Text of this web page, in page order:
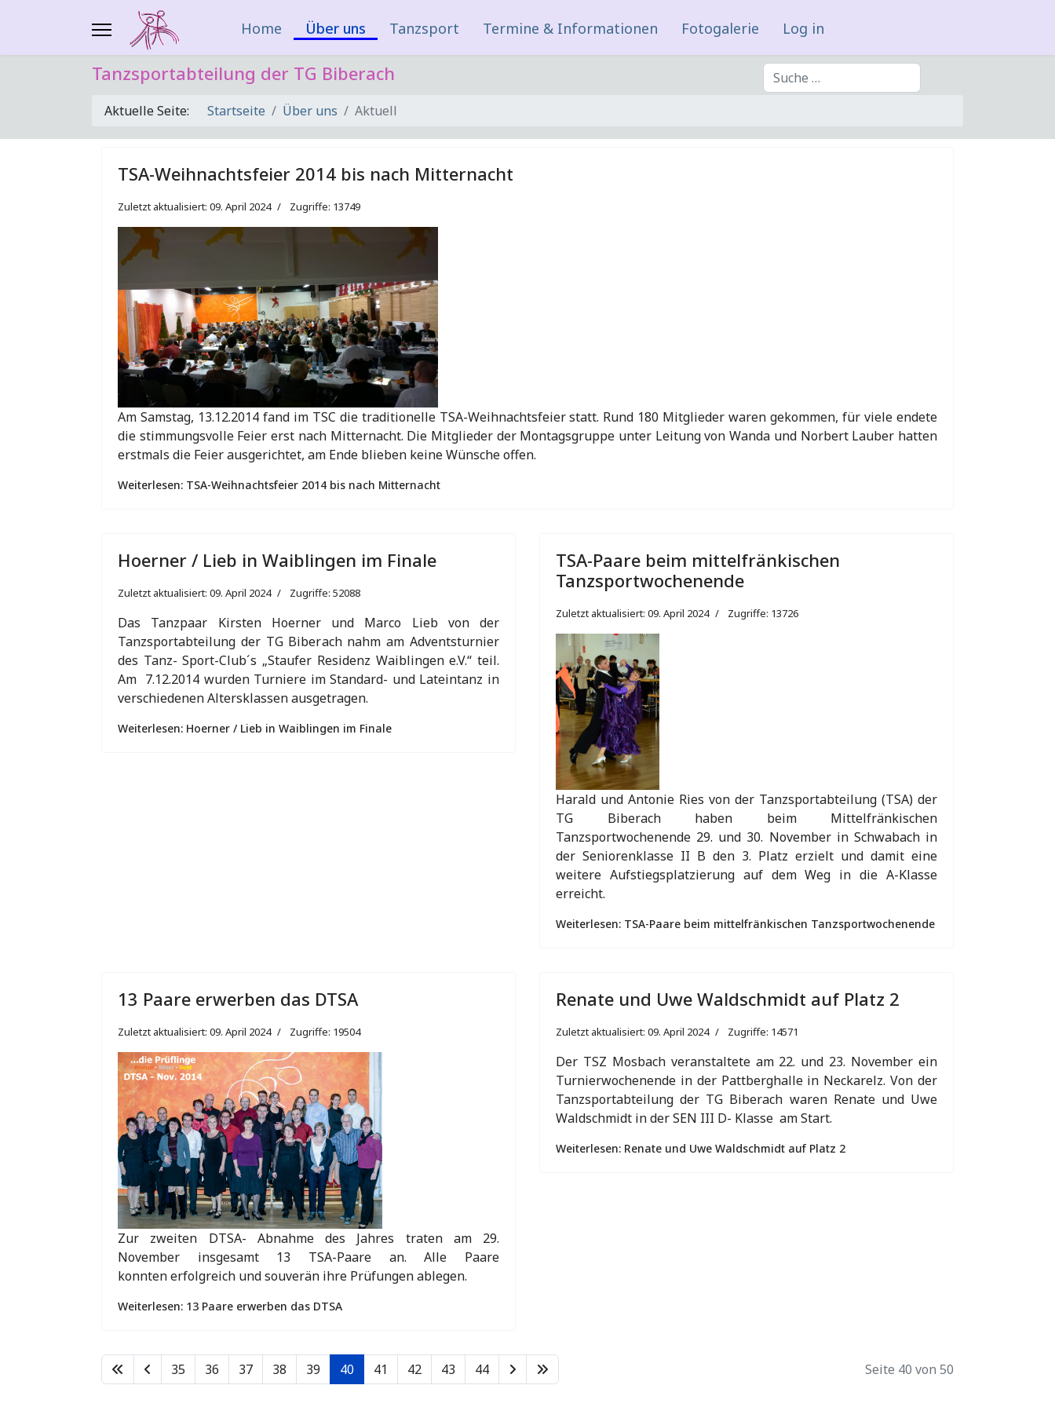
Home Über uns Tanzsport Termine & Informationen Fotogalerie Log in
Tanzsportabteilung der TG Biberach Suchen
Aktuelle Seite: Startseite Über uns Aktuell
TSA-Weihnachtsfeier 2014 bis nach Mitternacht
Zuletzt aktualisiert: 09. April 2024 Zugriffe: 13749
Am Samstag, 13.12.2014 fand im TSC die traditionelle TSA-Weihnachtsfeier statt. Rund 180 Mitglieder waren gekommen, für viele endete
die stimmungsvolle Feier erst nach Mitternacht. Die Mitglieder der Montagsgruppe unter Leitung von Wanda und Norbert Lauber hatten
erstmals die Feier ausgerichtet, am Ende blieben keine Wünsche offen.
Weiterlesen: TSA-Weihnachtsfeier 2014 bis nach Mitternacht
Hoerner / Lieb in Waiblingen im Finale
Zuletzt aktualisiert: 09. April 2024 Zugriffe: 52088
Das Tanzpaar Kirsten Hoerner und Marco Lieb von der
Tanzsportabteilung der TG Biberach nahm am Adventsturnier
des Tanz- Sport-Club´s „Staufer Residenz Waiblingen e.V.“ teil.
Am 7.12.2014 wurden Turniere im Standard- und Lateintanz in
verschiedenen Altersklassen ausgetragen.
Weiterlesen: Hoerner / Lieb in Waiblingen im Finale
TSA-Paare beim mittelfränkischen
Tanzsportwochenende
Zuletzt aktualisiert: 09. April 2024 Zugriffe: 13726
Harald und Antonie Ries von der Tanzsportabteilung (TSA) der
TG Biberach haben beim Mittelfränkischen
Tanzsportwochenende 29. und 30. November in Schwabach in
der Seniorenklasse II B den 3. Platz erzielt und damit eine
weitere Aufstiegsplatzierung auf dem Weg in die A-Klasse
erreicht.
Weiterlesen: TSA-Paare beim mittelfränkischen Tanzsportwochenende
13 Paare erwerben das DTSA
Zuletzt aktualisiert: 09. April 2024 Zugriffe: 19504
Zur zweiten DTSA- Abnahme des Jahres traten am 29.
November insgesamt 13 TSA-Paare an. Alle Paare
konnten erfolgreich und souverän ihre Prüfungen ablegen.
Weiterlesen: 13 Paare erwerben das DTSA
Renate und Uwe Waldschmidt auf Platz 2
Zuletzt aktualisiert: 09. April 2024 Zugriffe: 14571
Der TSZ Mosbach veranstaltete am 22. und 23. November ein
Turnierwochenende in der Pattberghalle in Neckarelz. Von der
Tanzsportabteilung der TG Biberach waren Renate und Uwe
Waldschmidt in der SEN III D- Klasse am Start.
Weiterlesen: Renate und Uwe Waldschmidt auf Platz 2
35 36 37 38 39 40 41 42 43 44 Seite 40 von 50